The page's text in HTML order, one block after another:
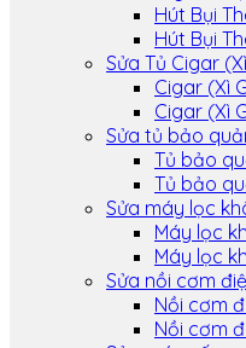
Hút Bụi
Hút Bụi
Sửa Tủ Cigar
Cigar (Xì
Cigar (Xì
Sửa tủ bảo
Tủ bảo
Tủ bảo
Sửa máy lọc
Máy lọc
Máy lọc
Sửa nồi cơm
Nồi cơm
Nồi cơm